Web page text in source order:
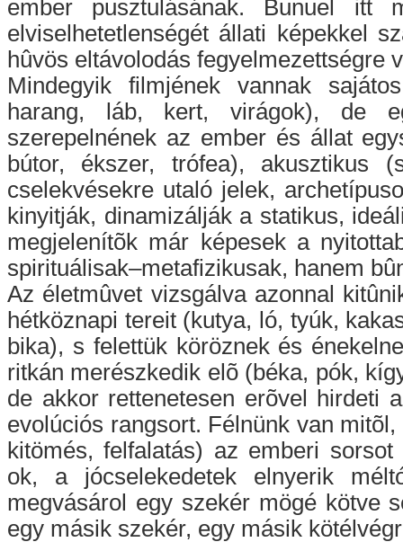
ember pusztulásának. Bunuel
elviselhetetlenségét állati képekkel
hûvös eltávolodás fegyelmezettségre
Mindegyik filmjének vannak
harang, láb, kert, virágok), de
szerepelnének az ember és állat
bútor, ékszer, trófea), akusztikus
cselekvésekre utaló jelek,
kinyitják, dinamizálják a statikus,
megjelenítõk már képesek a
spirituálisak–metafizikusak, hanem
Az életmûvet vizsgálva azonnal
hétköznapi tereit (kutya, ló, tyúk,
bika), s felettük köröznek és
ritkán merészkedik elõ (béka, pók,
de akkor rettenetesen erõvel hirdeti
evolúciós rangsort. Félnünk van
kitömés, felfalatás) az emberi
ok, a jócselekedetek elnyerik
megvásárol egy szekér mögé kötve
egy másik szekér, egy másik